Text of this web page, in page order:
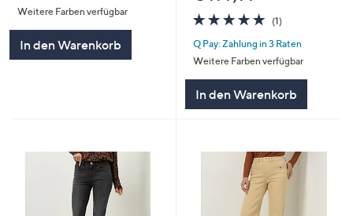
5
Weitere Farben verfügbar
In den Warenkorb
5.0
von
5
(1)1
Q Pay: Zahlung in 3 Raten
Weitere Farben verfügbar
In den Warenkorb